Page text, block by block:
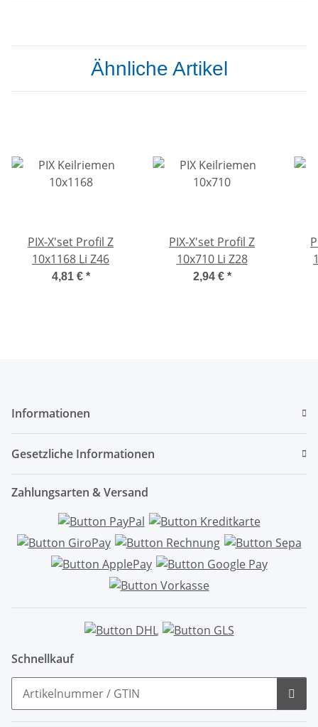
Ähnliche Artikel
PIX-X'set Profil Z
10x1168 Li Z46
4,81 € *
PIX-X'set Profil Z
10x710 Li Z28
2,94 € *
Informationen
Gesetzliche Informationen
Zahlungsarten & Versand
Schnellkauf